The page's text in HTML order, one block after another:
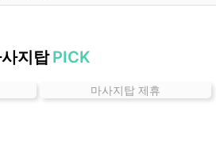
지탑 PICK
마사지탑 제휴